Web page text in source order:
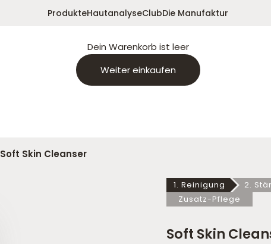
ProdukteHautanalyseClubDie Manufaktur
Dein Warenkorb ist leer
Weiter einkaufen
Soft Skin Cleanser
1. Reinigung 2.
Zusatz-Pflege
Soft Skin